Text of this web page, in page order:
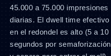
45.000 a 75.000 impresiones
diarias. El dwell time efectivo
en el redondel es alto (5 a 10
segundos por semaforización